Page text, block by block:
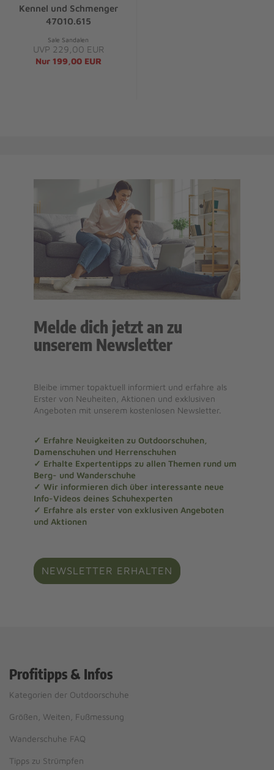
Kennel und Schmenger
47010.615
Sale Sandalen
UVP 229,00 EUR
Nur 199,00 EUR
Melde dich jetzt an zu
unserem Newsletter
Bleibe immer topaktuell informiert und erfahre als
Erster von Neuheiten, Aktionen und exklusiven
Angeboten mit unserem kostenlosen Newsletter.
✓ Erfahre Neuigkeiten zu Outdoorschuhen,
Damenschuhen und Herrenschuhen
✓ Erhalte Expertentipps zu allen Themen rund um
Berg- und Wanderschuhe
✓ Wir informieren dich über interessante neue
Info-Videos deines Schuhexperten
✓ Erfahre als erster von exklusiven Angeboten
und Aktionen
NEWSLETTER ERHALTEN
Profitipps & Infos
Kategorien der Outdoorschuhe
Größen, Weiten, Fußmessung
Wanderschuhe FAQ
Tipps zu Strümpfen